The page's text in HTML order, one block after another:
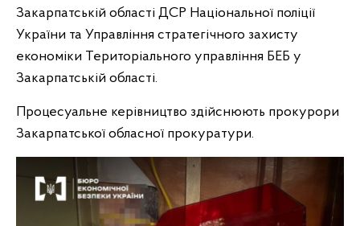
Закарпатській області ДСР Національної поліції
України та Управління стратегічного захисту
економіки Територіального управління БЕБ у
Закарпатській області.
Процесуальне керівництво здійснюють прокурори
Закарпатської обласної прокуратури.